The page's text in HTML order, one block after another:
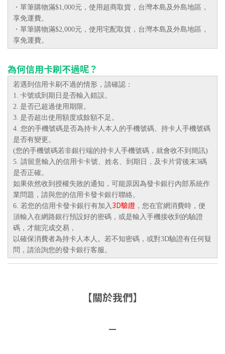
・單筆購物滿$1,000元， 使用 超商取貨，台灣本島及外島地區，
享免運費。
・單筆購物滿$2,000元， 使用宅配取貨，台灣本島及外島地區，
享免運費。
為何信用卡刷不過呢？
若遇到信用卡刷不過的情形，請確認：
1. 卡號或到期日是否輸入錯誤。
2. 是否已超過使用期限。
3. 是否超出使用額度或餘額不足。
4. 您的手機號碼是否為持卡人本人的手機號碼、 持卡人手機號碼
是否有變更。
(您的手機號碼若非銀行端的持卡人手機號碼，就會收不到簡訊)
5. 請留意輸入的信用卡卡號、姓名、到期日，及卡片背後末3碼
是否正確。
如果依然收到授權失敗的通知，可能原因為發卡銀行內部系統作
業問題，請與您的信用卡發卡銀行聯絡。
6. 若您的信用卡發卡銀行有加入3D驗證 ，您在官網消費時，便
須輸入在網路銀行預設好的密碼，或是輸入手機接收到的驗證
碼，才能完成交易，
以確保消費者為持卡人本人。若不知密碼，或對3D驗證有任何疑
問，請洽詢您的發卡銀行客服。
【關於我們】
－